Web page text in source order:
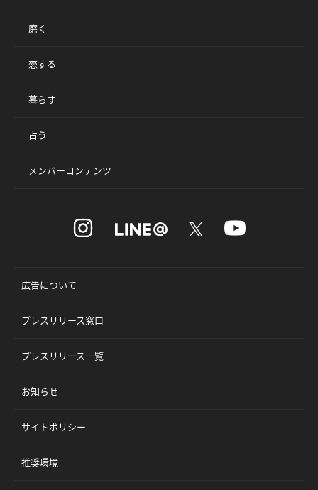
磨く
恋する
暮らす
占う
メンバーコンテンツ
広告について
プレスリリース窓口
プレスリリース一覧
お知らせ
サイトポリシー
推奨環境